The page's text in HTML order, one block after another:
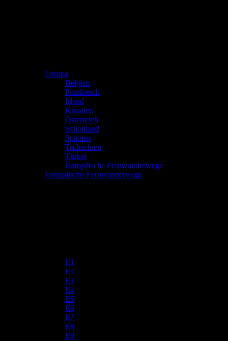
Europa
Belgien
Frankreich
Irland
Kroatien
Österreich
Schottland
Spanien
Tschechien
Türkei
Europäische Fernwanderwege
Europäische Fernwanderwege
E1
E2
E3
E4
E5
E6
E7
E8
E9